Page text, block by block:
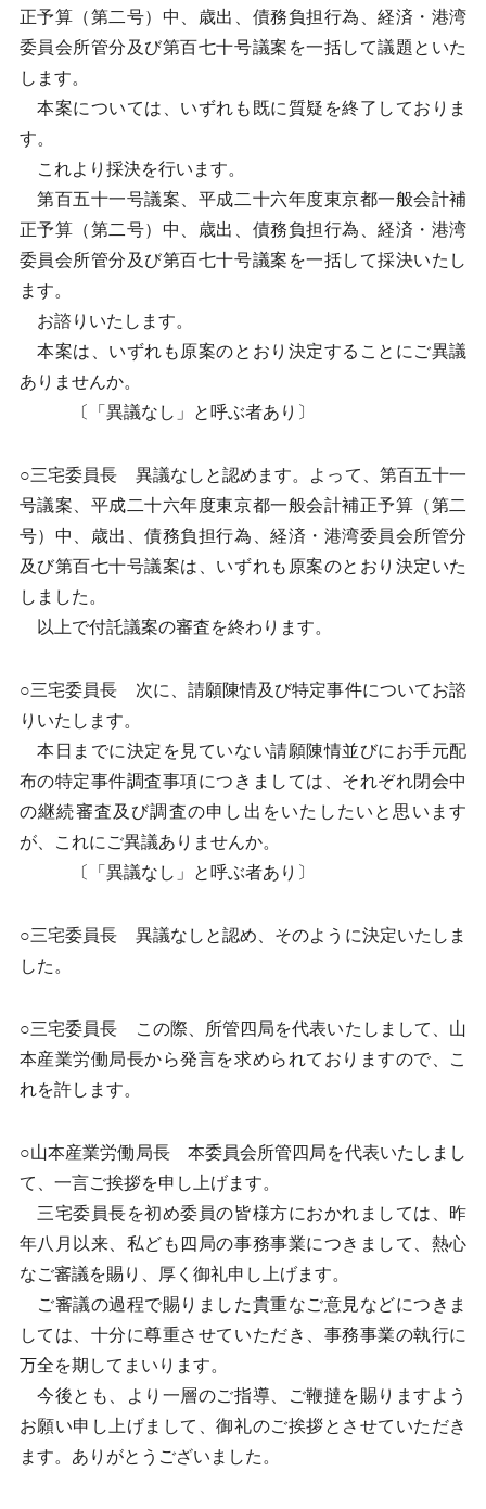
正予算（第二号）中、歳出、債務負担行為、経済・港湾
委員会所管分及び第百七十号議案を一括して議題といた
します。
本案については、いずれも既に質疑を終了しておりま
す。
これより採決を行います。
第百五十一号議案、平成二十六年度東京都一般会計補
正予算（第二号）中、歳出、債務負担行為、経済・港湾
委員会所管分及び第百七十号議案を一括して採決いたし
ます。
お諮りいたします。
本案は、いずれも原案のとおり決定することにご異議
ありませんか。
〔「異議なし」と呼ぶ者あり〕
○三宅委員長 異議なしと認めます。よって、第百五十一
号議案、平成二十六年度東京都一般会計補正予算（第二
号）中、歳出、債務負担行為、経済・港湾委員会所管分
及び第百七十号議案は、いずれも原案のとおり決定いた
しました。
以上で付託議案の審査を終わります。
○三宅委員長 次に、請願陳情及び特定事件についてお諮
りいたします。
本日までに決定を見ていない請願陳情並びにお手元配
布の特定事件調査事項につきましては、それぞれ閉会中
の継続審査及び調査の申し出をいたしたいと思います
が、これにご異議ありませんか。
〔「異議なし」と呼ぶ者あり〕
○三宅委員長 異議なしと認め、そのように決定いたしま
した。
○三宅委員長 この際、所管四局を代表いたしまして、山
本産業労働局長から発言を求められておりますので、こ
れを許します。
○山本産業労働局長 本委員会所管四局を代表いたしまし
て、一言ご挨拶を申し上げます。
三宅委員長を初め委員の皆様方におかれましては、昨
年八月以来、私ども四局の事務事業につきまして、熱心
なご審議を賜り、厚く御礼申し上げます。
ご審議の過程で賜りました貴重なご意見などにつきま
しては、十分に尊重させていただき、事務事業の執行に
万全を期してまいります。
今後とも、より一層のご指導、ご鞭撻を賜りますよう
お願い申し上げまして、御礼のご挨拶とさせていただき
ます。ありがとうございました。